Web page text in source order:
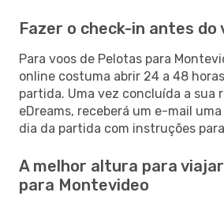
Fazer o check-in antes do
Para voos de Pelotas para
online costuma abrir 24 a 48
partida. Uma vez concluída a sua
eDreams, receberá um e-mail
dia da partida com instruções
A melhor altura para
para Montevideo